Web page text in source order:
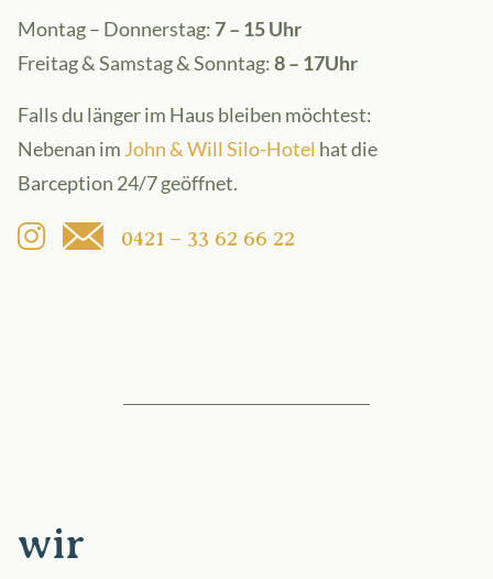
Montag – Donnerstag: 7 – 15 Uhr
Freitag & Samstag & Sonntag:8 – 17Uhr
Falls du länger im Haus bleiben möchtest:
Nebenan im John & Will Silo-Hotel hat die
Barception 24/7 geöffnet.
0421 – 33 62 66 22
wir